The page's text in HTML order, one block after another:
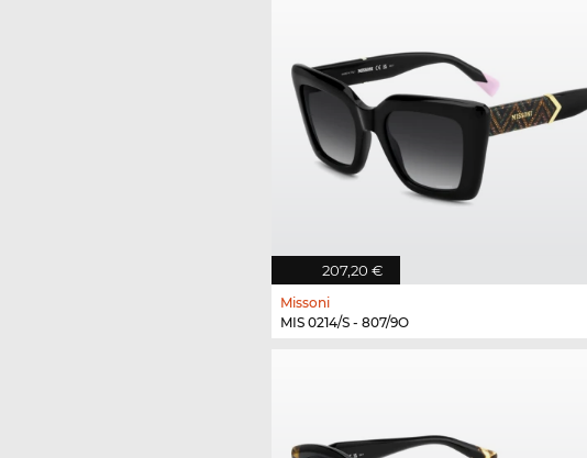
207,20 €
Missoni
MIS 0214/S - 807/9O